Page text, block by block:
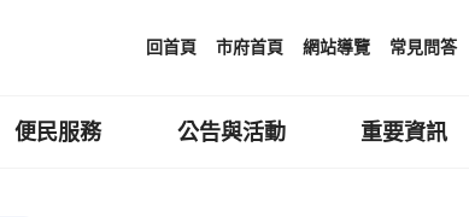
回首頁 市府首頁 網站導覽 常見問答
便民服務 公告與活動 重要資訊